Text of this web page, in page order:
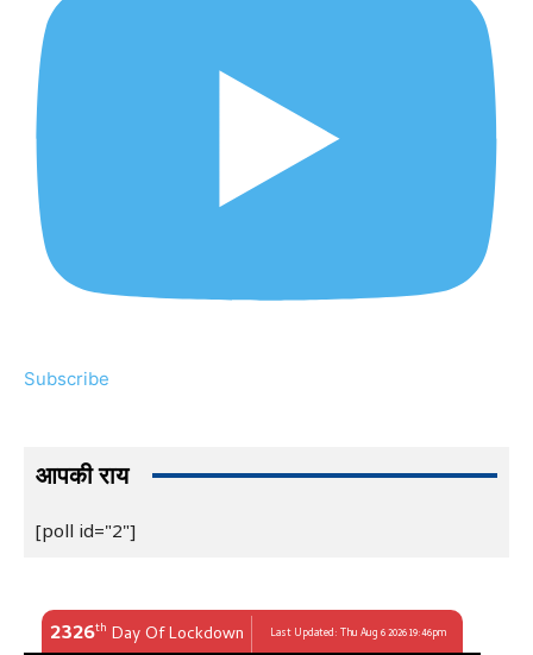
Subscribe
आपकी राय
[poll id="2"]